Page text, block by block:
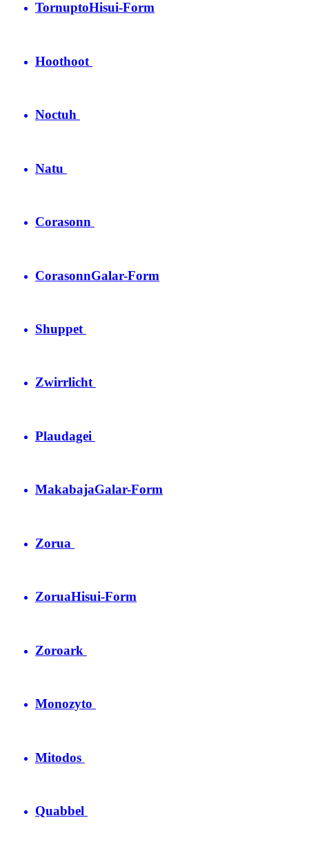
TornuptoHisui-Form
Hoothoot
Noctuh
Natu
Corasonn
CorasonnGalar-Form
Shuppet
Zwirrlicht
Plaudagei
MakabajaGalar-Form
Zorua
ZoruaHisui-Form
Zoroark
Monozyto
Mitodos
Quabbel